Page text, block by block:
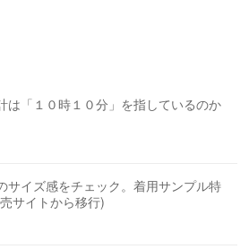
は「１０時１０分」を指しているのか
サイズ感をチェック。着用サンプル特
サイトから移行)